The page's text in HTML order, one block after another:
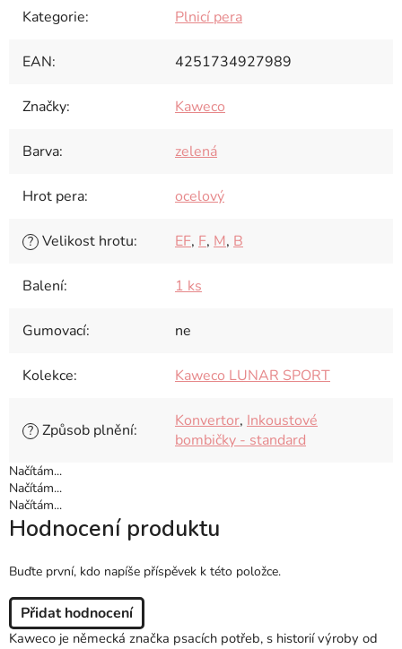
Kategorie: Plnicí pera
EAN: 4251734927989
Značky: Kaweco
Barva: zelená
Hrot pera: ocelový
? Velikost hrotu: EF, F, M, B
Balení: 1 ks
Gumovací: ne
Kolekce: Kaweco LUNAR SPORT
? Způsob plnění: Konvertor, Inkoustové
bombičky - standard
Načítám...
Načítám...
Načítám...
Hodnocení produktu
Buďte první, kdo napíše příspěvek k této položce.
Přidat hodnocení
Kaweco je německá značka psacích potřeb, s historií výroby od